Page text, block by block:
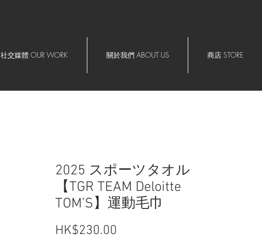
社交媒體 OUR WORK 關於我們 ABOUT US 商店 STORE
2025 スポーツタオル
【TGR TEAM Deloitte
TOM’S】運動毛巾
HK$230.00